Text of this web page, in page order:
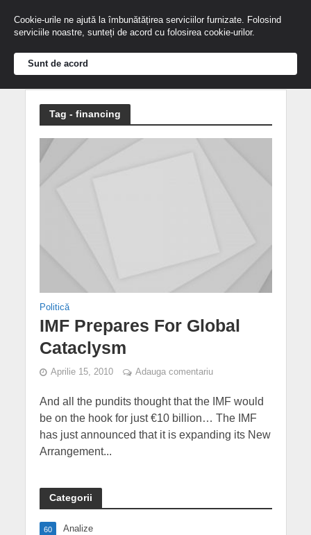
Tag - financing
Politică
IMF Prepares For Global
Cataclysm
Aprilie 15, 2010 Adauga comentariu
And all the pundits thought that the IMF would
be on the hook for just €10 billion… The IMF
has just announced that it is expanding its New
Arrangement...
Categorii
Analize
60
Cookie-urile ne ajută la îmbunătățirea serviciilor furnizate. Folosind
serviciile noastre, sunteți de acord cu folosirea cookie-urilor.
Sunt de acord